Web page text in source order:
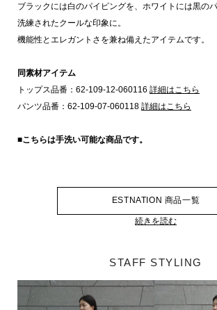
ブラックには白のパイピングを、ホワイトには黒の
洗練されたクールな印象に。
機能性とエレガントさを兼ね備えたアイテムです。
同素材アイテム
トップス品番：62-109-12-060116 詳細はこちら
パンツ品番：62-109-07-060118 詳細はこちら
■こちらは手洗い可能な商品です。
ESTNATION 商品一覧
続きを読む
STAFF STYLING